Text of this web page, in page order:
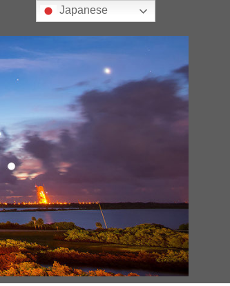
Japanese